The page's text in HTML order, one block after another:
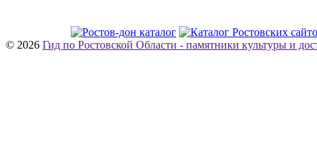
© 2026 Гид по Ростовской Области - памятники культуры и